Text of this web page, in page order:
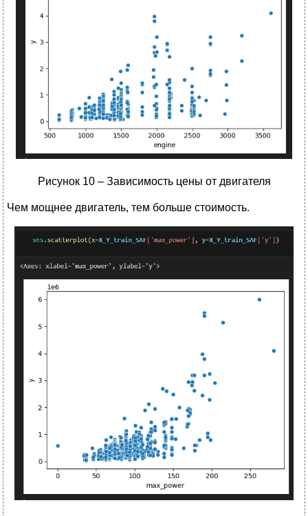
Рисунок 10 – Зависимость цены от двигателя
Чем мощнее двигатель, тем больше стоимость.